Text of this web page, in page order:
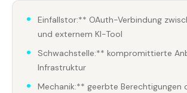
Einfallstor:** OAuth-Verbindung
und externem KI-Tool
Schwachstelle:** kompromittierte
Infrastruktur
Mechanik:** geerbte Berechtigungen